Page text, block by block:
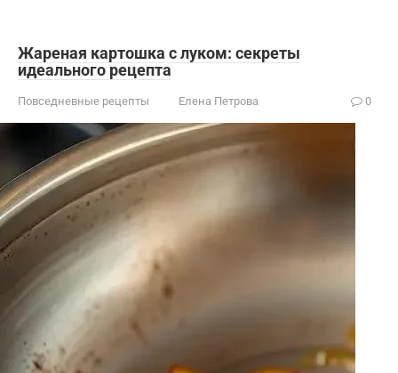
Жареная картошка с луком: секреты
идеального рецепта
Повседневные рецепты Елена Петрова 0